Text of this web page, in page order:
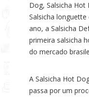
Dog, Salsicha Hot
Salsicha
ano, a Salsicha
primeira salsicha
do mercado
A Salsicha Hot
passa por um